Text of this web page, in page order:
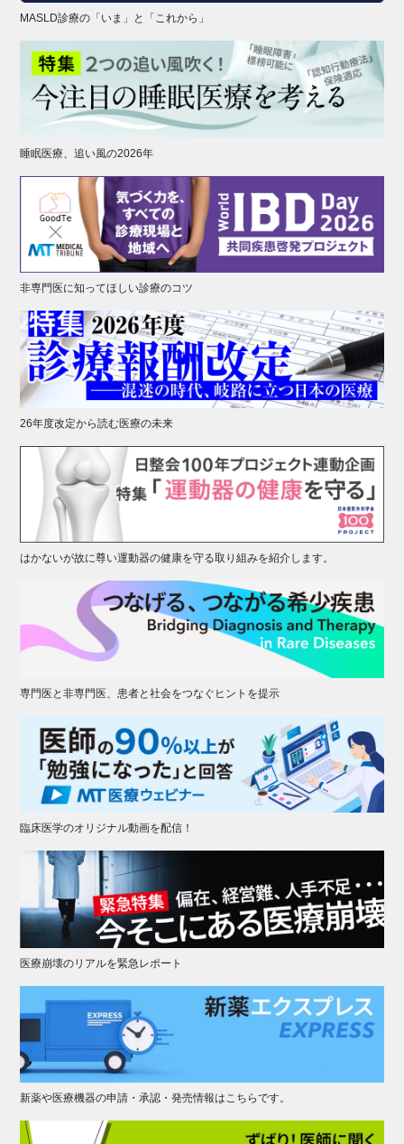
MASLD診療の「いま」と「これから」
睡眠医療、追い風の2026年
非専門医に知ってほしい診療のコツ
26年度改定から読む医療の未来
はかないが故に尊い運動器の健康を守る取り組みを紹介します。
専門医と非専門医、患者と社会をつなぐヒントを提示
臨床医学のオリジナル動画を配信！
医療崩壊のリアルを緊急レポート
新薬や医療機器の申請・承認・発売情報はこちらです。